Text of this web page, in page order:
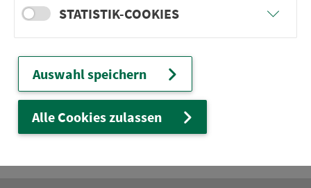
Frankenberg (b. Kulmbach)
Katschenreuth Schulbush. Hs Nr.
Melkendorf (KU) Kulmba. Bank
Melkendorf (KU) Bahnhof
Kulmbach Am Galgenberg
STATISTIK-COOKIES
Auswahl speichern
Alle Cookies zulassen